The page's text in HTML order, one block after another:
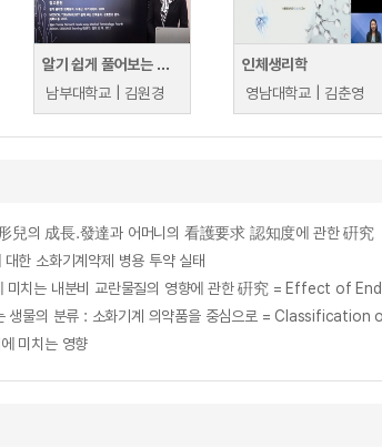
알기 쉽게 풀어보는 간호의학용어(알아야 할 의학용어)
남부대학교 | 김원경
인체생리학
영남대학교 | 김춘영
兒의 成長.發達과 어머니의 看護要求 認知度에 관한 硏究
한 소화기계약제 병용 투약 실태
미치는 내분비 교란물질의 영향에 관한 硏究 = Effect
는 생물의 분류 : 소화기계 의약품을 중심으로 =
미치는 영향